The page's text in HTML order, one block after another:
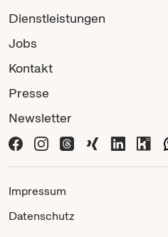
Dienstleistungen
Jobs
Kontakt
Presse
Newsletter
Impressum
Datenschutz